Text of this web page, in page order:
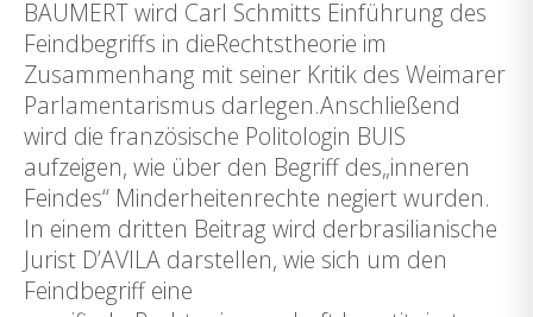
BAUMERT wird Carl Schmitts Einführung des
Feindbegriffs in dieRechtstheorie im
Zusammenhang mit seiner Kritik des Weimarer
Parlamentarismus darlegen.Anschließend
wird die französische Politologin BUIS
aufzeigen, wie über den Begriff des„inneren
Feindes“ Minderheitenrechte negiert wurden.
In einem dritten Beitrag wird derbrasilianische
Jurist D’AVILA darstellen, wie sich um den
Feindbegriff eine